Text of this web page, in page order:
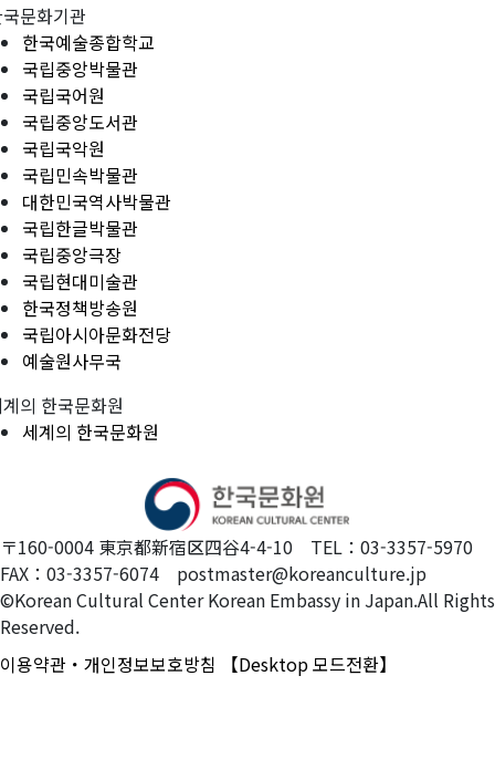
문화기관
한국예술종합학교
국립중앙박물관
국립국어원
국립중앙도서관
국립국악원
국립민속박물관
대한민국역사박물관
국립한글박물관
국립중앙극장
국립현대미술관
한국정책방송원
국립아시아문화전당
예술원사무국
의 한국문화원
세계의 한국문화원
〒160-0004 東京都新宿区四谷4-4-10 TEL：03-3357-5970
FAX：03-3357-6074 postmaster@koreanculture.jp
©Korean Cultural Center Korean Embassy in Japan.All Rights
Reserved.
이용약관・개인정보보호방침
【Desktop 모드전환】